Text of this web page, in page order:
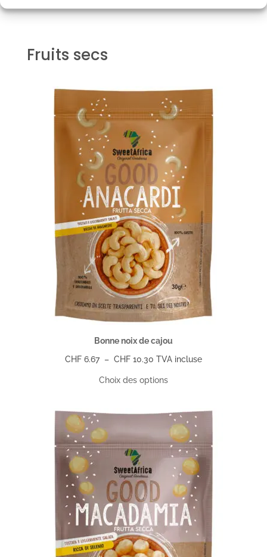
Fruits secs
Bonne noix de cajou
CHF6.67 – CHF10.30Plage
prix :
à
CHF 10.30
TVA incluse
Choix des options